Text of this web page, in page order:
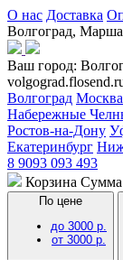
О нас Доставка
Волгоград,
Ваш город:
Волгоград Москва
Набережные
Ростов-на-Дону
Екатеринбург
8 9093 093 493
Корзина
По цене
до 3000 р.
от 3000 р.